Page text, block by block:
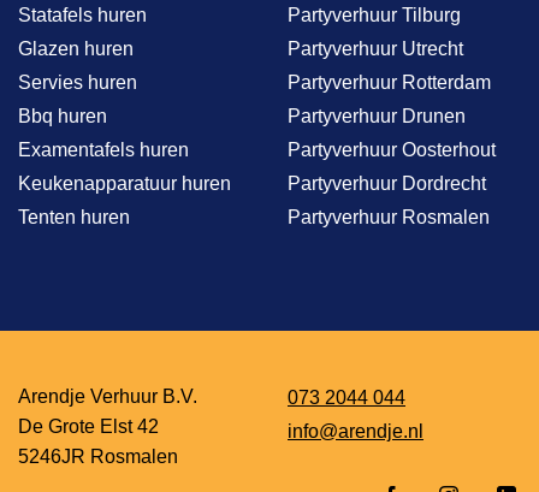
Statafels huren
Glazen huren
Servies huren
Bbq huren
Examentafels huren
Keukenapparatuur huren
Tenten huren
Partyverhuur Tilburg
Partyverhuur Utrecht
Partyverhuur Rotterdam
Partyverhuur Drunen
Partyverhuur Oosterhout
Partyverhuur Dordrecht
Partyverhuur Rosmalen
Arendje Verhuur B.V.
De Grote Elst 42
5246JR Rosmalen
073 2044 044
info@arendje.nl